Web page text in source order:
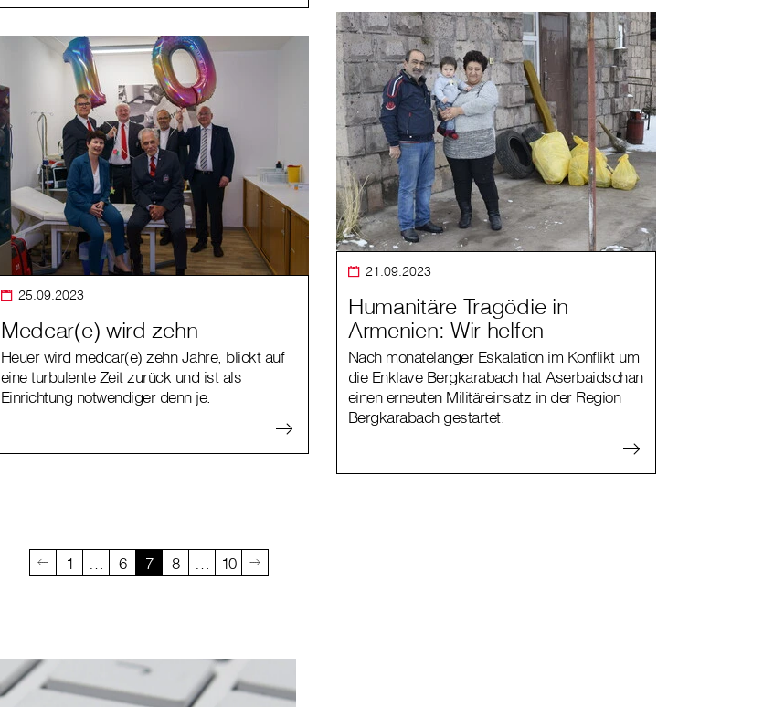
25.09.2023
Medcar(e) wird zehn
Heuer wird medcar(e) zehn Jahre, blickt auf
eine turbulente Zeit zurück und ist als
Einrichtung notwendiger denn je.
21.09.2023
Humanitäre Tragödie in
Armenien: Wir helfen
Nach monatelanger Eskalation im Konflikt um
die Enklave Bergkarabach hat Aserbaidschan
einen erneuten Militäreinsatz in der Region
Bergkarabach gestartet.
1 6 7 8 10